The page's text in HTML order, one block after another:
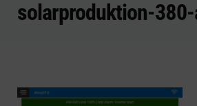
solarproduktion-